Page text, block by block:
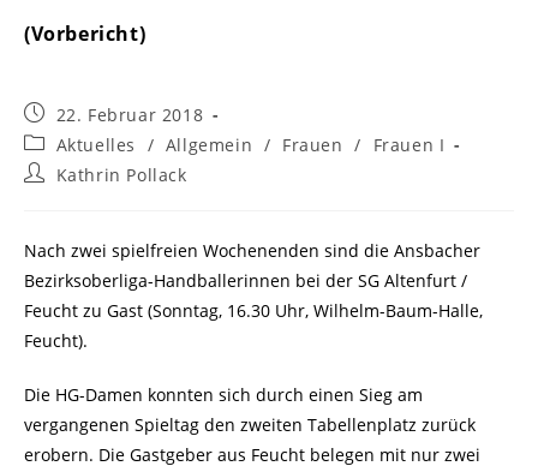
(Vorbericht)
Beitrag
veröffentlicht:
22. Februar 2018
Beitrags-
Kategorie:
Aktuelles / Allgemein / Frauen /
Frauen I
Beitrags-
Kathrin Pollack
Nach zwei spielfreien Wochenenden sind die Ansbacher
Bezirksoberliga-Handballerinnen bei der SG Altenfurt /
Feucht zu Gast (Sonntag, 16.30 Uhr, Wilhelm-Baum-Halle,
Feucht).
Die HG-Damen konnten sich durch einen Sieg am
vergangenen Spieltag den zweiten Tabellenplatz zurück
erobern. Die Gastgeber aus Feucht belegen mit nur zwei